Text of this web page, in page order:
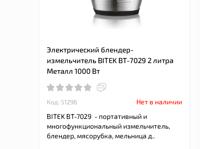
Электрический блендер-
измельчитель BITEK BT-7029 2 литра
Металл 1000 Вт
Код: 51296
Нет в наличии
BITEK BT-7029 - портативный и
многофункциональный измельчитель,
блендер, мясорубка, мельница д..